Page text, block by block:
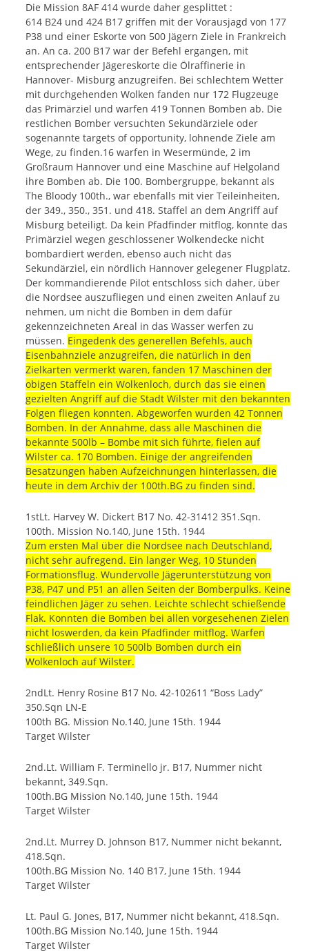
Die Mission 8AF 414 wurde daher gesplittet :
614 B24 und 424 B17 griffen mit der Vorausjagd von 177
P38 und einer Eskorte von 500 Jägern Ziele in Frankreich
an. An ca. 200 B17 war der Befehl ergangen, mit
entsprechender Jägereskorte die Ölraffinerie in
Hannover- Misburg anzugreifen. Bei schlechtem Wetter
mit durchgehenden Wolken fanden nur 172 Flugzeuge
das Primärziel und warfen 419 Tonnen Bomben ab. Die
restlichen Bomber versuchten Sekundärziele oder
sogenannte targets of opportunity, lohnende Ziele am
Wege, zu finden.16 warfen in Wesermünde, 2 im
Großraum Hannover und eine Maschine auf Helgoland
ihre Bomben ab. Die 100. Bombergruppe, bekannt als
The Bloody 100th., war ebenfalls mit vier Teileinheiten,
der 349., 350., 351. und 418. Staffel an dem Angriff auf
Misburg beteiligt. Da kein Pfadfinder mitflog, konnte das
Primärziel wegen geschlossener Wolkendecke nicht
bombardiert werden, ebenso auch nicht das
Sekundärziel, ein nördlich Hannover gelegener Flugplatz.
Der kommandierende Pilot entschloss sich daher, über
die Nordsee auszufliegen und einen zweiten Anlauf zu
nehmen, um nicht die Bomben in dem dafür
gekennzeichneten Areal in das Wasser werfen zu
müssen. Eingedenk des generellen Befehls, auch
Eisenbahnziele anzugreifen, die natürlich in den
Zielkarten vermerkt waren, fanden 17 Maschinen der
obigen Staffeln ein Wolkenloch, durch das sie einen
gezielten Angriff auf die Stadt Wilster mit den bekannten
Folgen fliegen konnten. Abgeworfen wurden 42 Tonnen
Bomben. In der Annahme, dass alle Maschinen die
bekannte 500lb – Bombe mit sich führte, fielen auf
Wilster ca. 170 Bomben. Einige der angreifenden
Besatzungen haben Aufzeichnungen hinterlassen, die
heute in dem Archiv der 100th.BG zu finden sind.
1stLt. Harvey W. Dickert B17 No. 42-31412 351.Sqn.
100th. Mission No.140, June 15th. 1944
Zum ersten Mal über die Nordsee nach Deutschland,
nicht sehr aufregend. Ein langer Weg, 10 Stunden
Formationsflug. Wundervolle Jägerunterstützung von
P38, P47 und P51 an allen Seiten der Bomberpulks. Keine
feindlichen Jäger zu sehen. Leichte schlecht schießende
Flak. Konnten die Bomben bei allen vorgesehenen Zielen
nicht loswerden, da kein Pfadfinder mitflog. Warfen
schließlich unsere 10 500lb Bomben durch ein
Wolkenloch auf Wilster.
2ndLt. Henry Rosine B17 No. 42-102611 “Boss Lady”
350.Sqn LN-E
100th BG. Mission No.140, June 15th. 1944
Target Wilster
2nd.Lt. William F. Terminello jr. B17, Nummer nicht
bekannt, 349.Sqn.
100th.BG Mission No.140, June 15th. 1944
Target Wilster
2nd.Lt. Murrey D. Johnson B17, Nummer nicht bekannt,
418.Sqn.
100th.BG Mission No. 140 B17, June 15th. 1944
Target Wilster
Lt. Paul G. Jones, B17, Nummer nicht bekannt, 418.Sqn.
100th.BG Mission No.140, June 15th. 1944
Target Wilster